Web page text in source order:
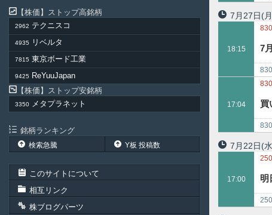
株価 ストップ高銘柄
2962 テクニスコ
4935 リベルタ
7815 東京ボード工業
9425
ReYuuJapan
株価
ストップ安銘柄
3350 メタプラネット
銘柄ランキング
検索急騰 Y板 投稿数
このサイトについて
相互リンク
株ブログパーツ
7月27日(
18:15 7
Ｈ
17:04 買
7月22日(
17:00 明